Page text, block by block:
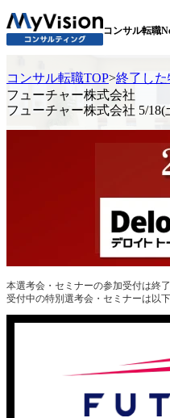
コンサル転職
コンサル転職TOP>終了し
フューチャー株式会社
フューチャー株式会社 5/
本選考会・セミナーの参加受付は終了
受付中の特別選考会・セミナーは以